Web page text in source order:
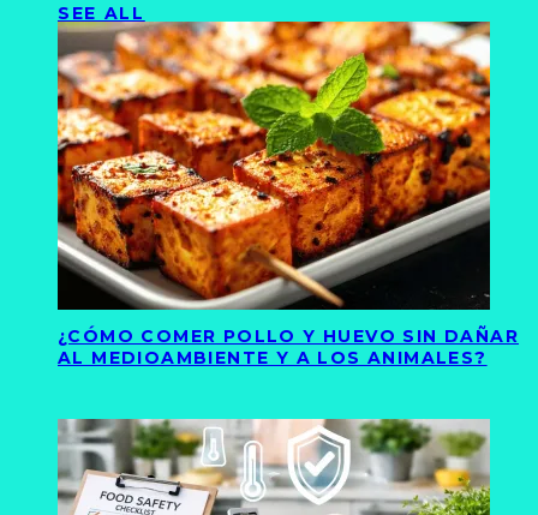
SEE ALL
¿CÓMO COMER POLLO Y HUEVO SIN DAÑAR
AL MEDIOAMBIENTE Y A LOS ANIMALES?